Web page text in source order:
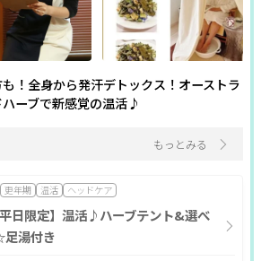
る
！全身から発汗デトックス！オーストラ
ーブで新感覚の温活♪
もっとみる
更年期 温活 ヘッドケア
日限定】温活♪ハーブテント&選べ
湯付き
セルフエステ シェービング
シミ・しわ ハリ・つや
太もも・ヒップ
育毛・発毛